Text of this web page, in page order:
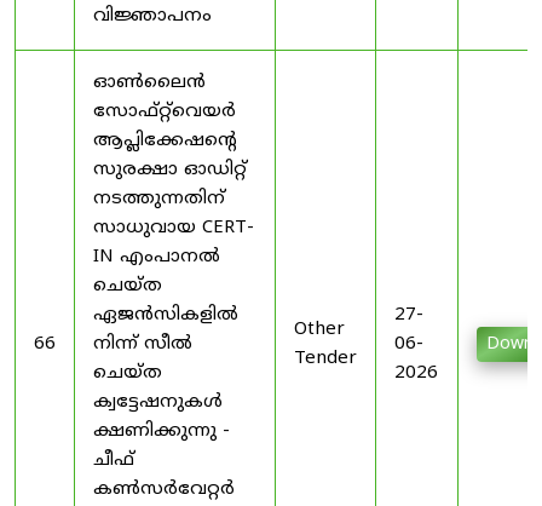
വിജ്ഞാപനം
66
ഓൺലൈൻ
സോഫ്റ്റ്‌വെയർ
ആപ്ലിക്കേഷന്റെ
സുരക്ഷാ ഓഡിറ്റ്
നടത്തുന്നതിന്
സാധുവായ CERT-
IN എംപാനൽ
ചെയ്ത
ഏജൻസികളിൽ
നിന്ന് സീൽ
ചെയ്ത
ക്വട്ടേഷനുകൾ
ക്ഷണിക്കുന്നു -
ചീഫ്
കൺസർവേറ്റർ
Other
Tender
27-
06-
2026